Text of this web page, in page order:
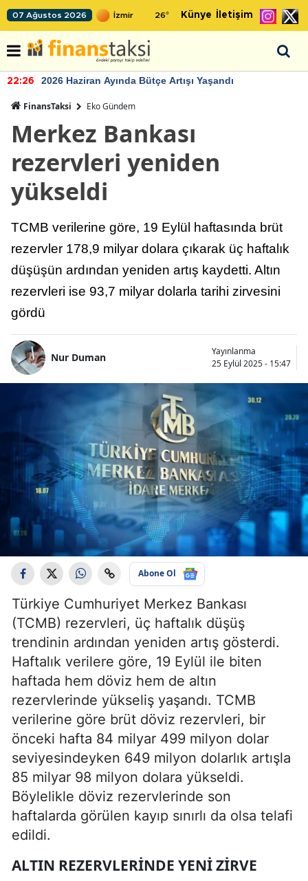
07 Ağustos 2026 26° Künye İletişim
22:26 2026 Haziran Ayında Bütçe Artışı Yaşandı
FinansTaksi Eko Gündem
Merkez Bankası
rezervleri yeniden
yükseldi
TCMB verilerine göre, 19 Eylül haftasında brüt
rezervler 178,9 milyar dolara çıkarak üç haftalık
düşüşün ardından yeniden artış kaydetti. Altın
rezervleri ise 93,7 milyar dolarla tarihi zirvesini
gördü
Nur Duman
Yayınlanma
25 Eylül 2025 - 15:47
Abone Ol
Türkiye Cumhuriyet Merkez Bankası
(TCMB) rezervleri, üç haftalık düşüş
trendinin ardından yeniden artış gösterdi.
Haftalık verilere göre, 19 Eylül ile biten
haftada hem döviz hem de altın
rezervlerinde yükseliş yaşandı. TCMB
verilerine göre brüt döviz rezervleri, bir
önceki hafta 84 milyar 499 milyon dolar
seviyesindeyken 649 milyon dolarlık artışla
85 milyar 98 milyon dolara yükseldi.
Böylelikle döviz rezervlerinde son
haftalarda görülen kayıp sınırlı da olsa telafi
edildi.
ALTIN REZERVLERINDE YENI ZIRVE